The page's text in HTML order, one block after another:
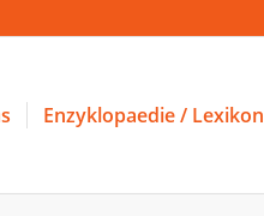
Enzyklopaedie / Lexikon